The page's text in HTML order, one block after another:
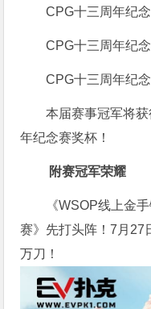
CPG十三周年纪
CPG十三周年纪
CPG十三周年纪
本届赛事冠军将
年纪念赛奖杯！
附赛冠军荣耀
《WSOP线上金
赛》先打头阵！7月27
万刀！